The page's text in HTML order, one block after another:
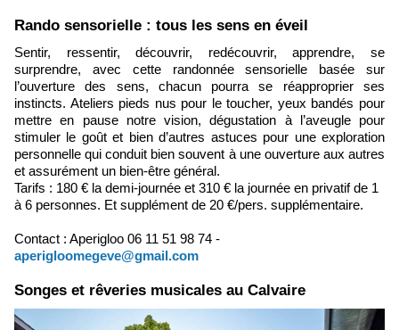
Rando sensorielle : tous les sens en éveil
Sentir, ressentir, découvrir, redécouvrir, apprendre, se
surprendre, avec cette randonnée sensorielle basée sur
l’ouverture des sens, chacun pourra se réapproprier ses
instincts. Ateliers pieds nus pour le toucher, yeux bandés pour
mettre en pause notre vision, dégustation à l’aveugle pour
stimuler le goût et bien d’autres astuces pour une exploration
personnelle qui conduit bien souvent à une ouverture aux autres
et assurément un bien-être général.
Tarifs : 180 € la demi-journée et 310 € la journée en privatif de 1
à 6 personnes. Et supplément de 20 €/pers. supplémentaire.
Contact : Aperigloo 06 11 51 98 74 -
aperigloomegeve@gmail.com
Songes et rêveries musicales au Calvaire